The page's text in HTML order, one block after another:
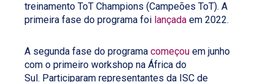
treinamento ToT Champions (Campeões ToT). A
primeira fase do programa foi lançada em 2022.
A segunda fase do programa começou em junho
com o primeiro workshop na África do
Sul. Participaram representantes da ISC de